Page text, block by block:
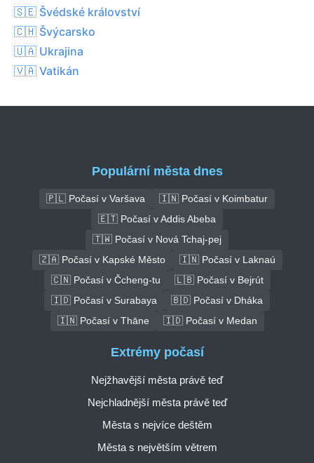
🇸🇪 Švédské království
🇨🇭 Švýcarsko
🇺🇦 Ukrajina
🇻🇦 Vatikán
Populární města dnes
🇵🇱 Počasí v Varšava
🇮🇳 Počasí v Koimbatur
🇪🇹 Počasí v Addis Abeba
🇹🇼 Počasí v Nová Tchaj-pej
🇿🇦 Počasí v Kapské Město
🇮🇳 Počasí v Laknaú
🇨🇳 Počasí v Čcheng-tu
🇱🇧 Počasí v Bejrút
🇮🇩 Počasí v Surabaya
🇧🇩 Počasí v Dháka
🇮🇳 Počasí v Thāne
🇮🇩 Počasí v Medan
Extrémy počasí
Nejžhavější města právě teď
Nejchladnější města právě teď
Města s nejvíce deštěm
Města s největším větrem